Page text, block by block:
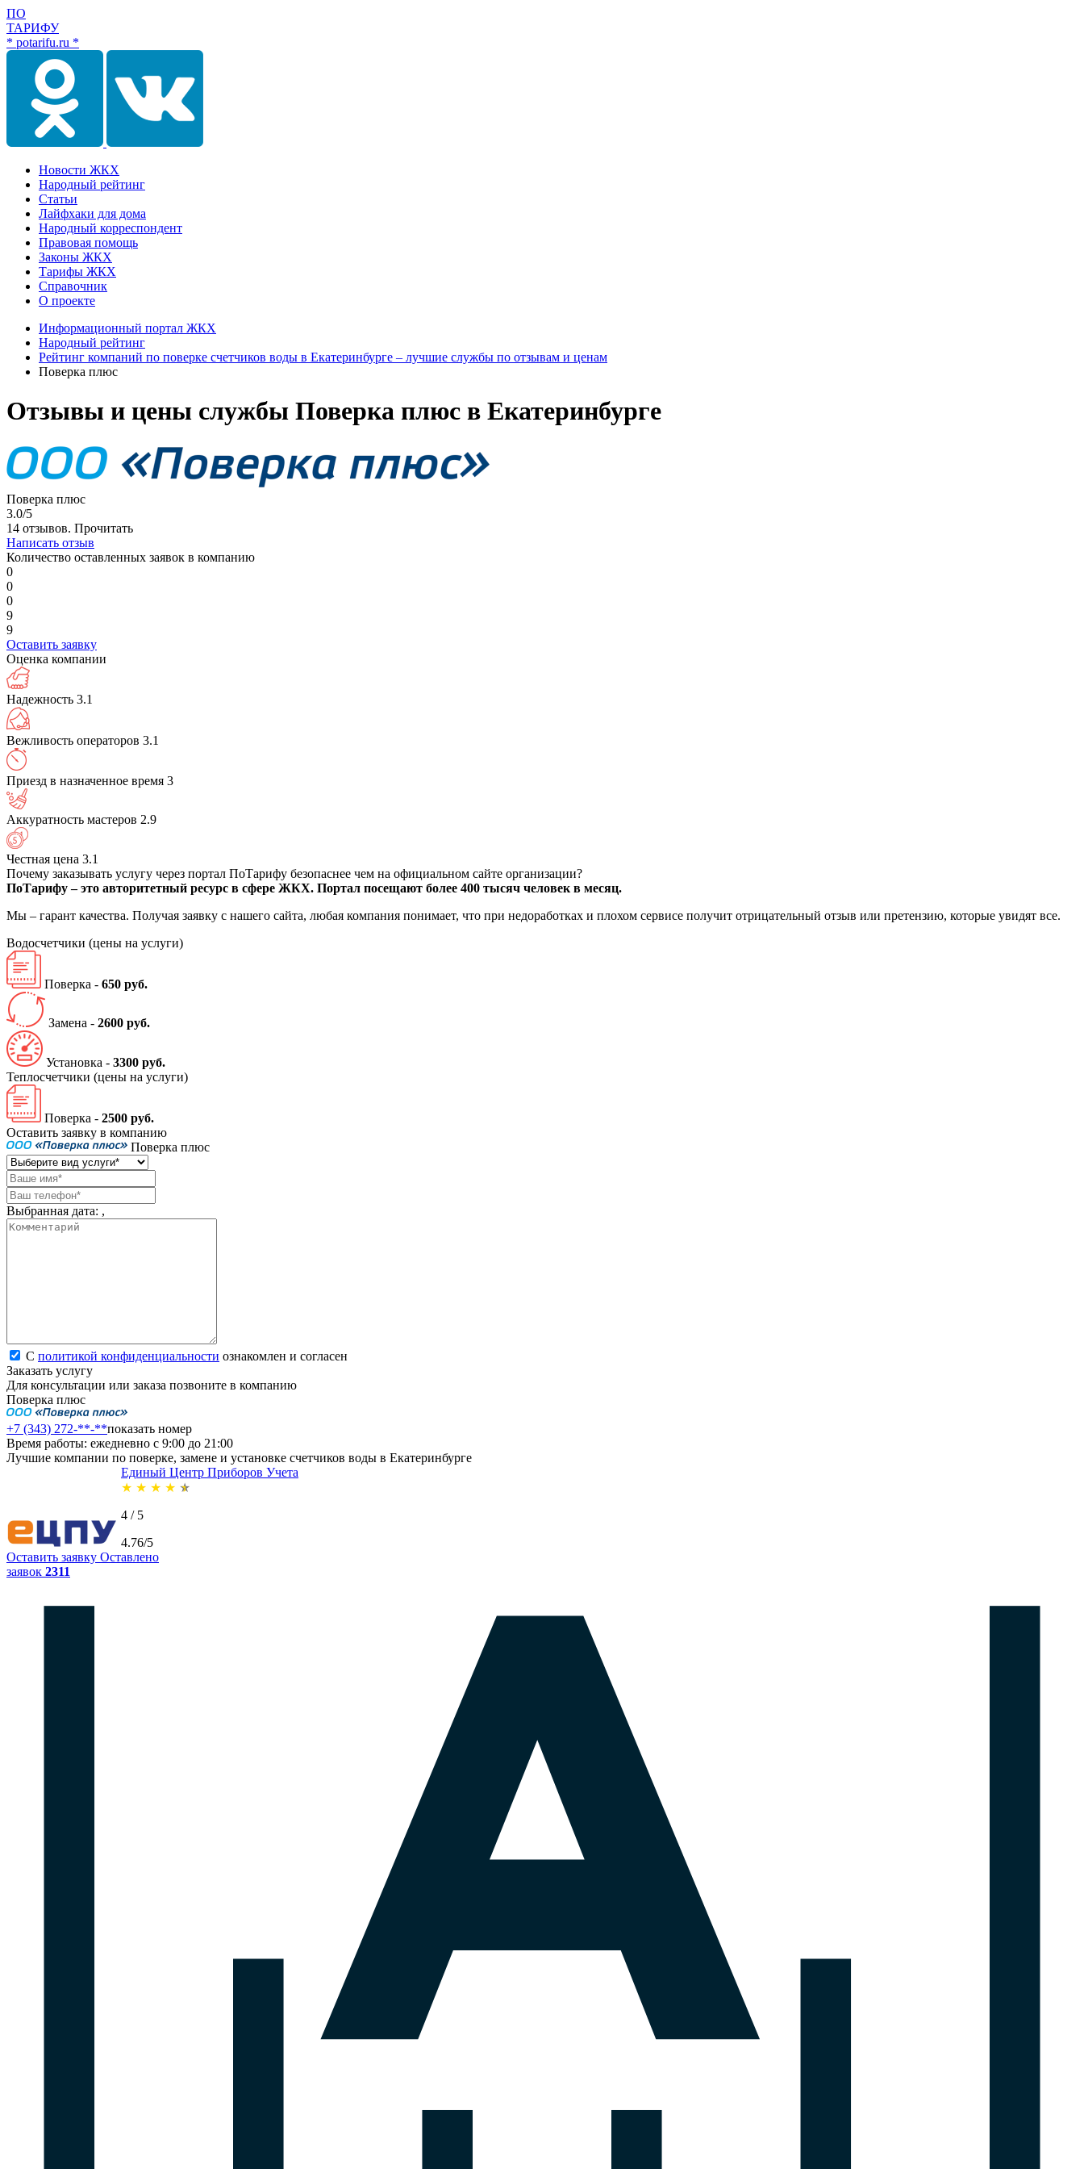
ПО
ТАРИФУ
* potarifu.ru *
Новости ЖКХ
Народный рейтинг
Статьи
Лайфхаки для дома
Народный корреспондент
Правовая помощь
Законы ЖКХ
Тарифы ЖКХ
Справочник
О проекте
Информационный портал ЖКХ
Народный рейтинг
Рейтинг компаний по поверке счетчиков воды в Екатеринбурге – лучшие службы по отзывам и ценам
Поверка плюс
Отзывы и цены службы Поверка плюс в Екатеринбурге
Поверка плюс
3.0/5
14 отзывов. Прочитать
Написать отзыв
Количество оставленных заявок в компанию
0
0
0
9
9
Оставить заявку
Оценка компании
Надежность 3.1
Вежливость операторов 3.1
Приезд в назначенное время 3
Аккуратность мастеров 2.9
Честная цена 3.1
Почему заказывать услугу через портал ПоТарифу безопаснее чем на официальном сайте организации?
ПоТарифу – это авторитетный ресурс в сфере ЖКХ. Портал посещают более 400 тысяч человек в месяц.
Мы – гарант качества. Получая заявку с нашего сайта, любая компания понимает, что при недоработках и плохом сервисе получит отрицательный отзыв или претензию, которые увидят все.
Водосчетчики (цены на услуги)
Поверка - 650 руб.
Замена - 2600 руб.
Установка - 3300 руб.
Теплосчетчики (цены на услуги)
Поверка - 2500 руб.
Оставить заявку в компанию
Поверка плюс
Выбранная дата: ,
С политикой конфиденциальности ознакомлен и согласен
Заказать услугу
Для консультации или заказа позвоните в компанию
Поверка плюс
+7 (343) 272-**-**показать номер
Время работы: ежедневно с 9:00 до 21:00
Лучшие компании по поверке, замене и установке счетчиков воды в Екатеринбурге
Единый Центр Приборов Учета
★ ★ ★ ★ ★
4 / 5
4.76/5
Оставить заявку Оставлено
заявок 2311